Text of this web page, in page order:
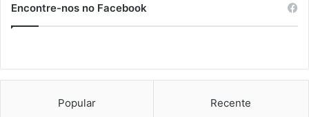
Encontre-nos no Facebook
Popular Recente